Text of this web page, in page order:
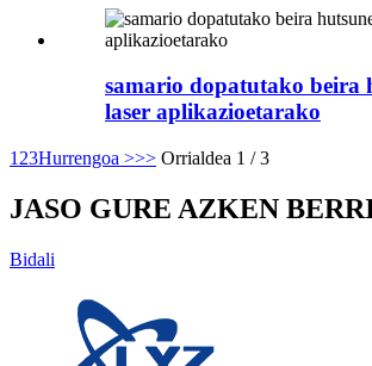
samario dopatutako beira
laser aplikazioetarako
1 23Hurrengoa >>> Orrialdea 1 / 3
JASO GURE AZKEN
Bidali